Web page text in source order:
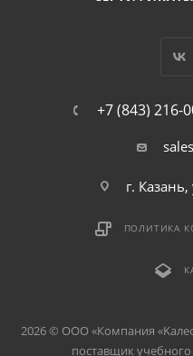
+7 (843) 216-
г.
ПОЛИТИКА
2026 © ООО «Компания
поставщик